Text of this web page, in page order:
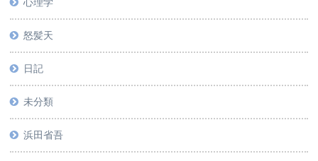
怒髪天
日記
未分類
浜田省吾